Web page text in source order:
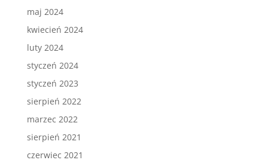
maj 2024
kwiecień 2024
luty 2024
styczeń 2024
styczeń 2023
sierpień 2022
marzec 2022
sierpień 2021
czerwiec 2021